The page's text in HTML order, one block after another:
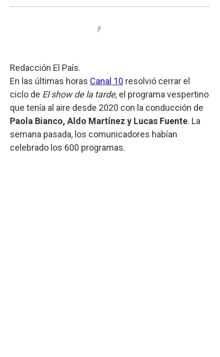
Redacción El País.
En las últimas horas Canal 10 resolvió cerrar el
ciclo de El show de la tarde, el programa vespertino
que tenía al aire desde 2020 con la conducción de
Paola Bianco, Aldo Martínez y Lucas Fuente. La
semana pasada, los comunicadores habían
celebrado los 600 programas.